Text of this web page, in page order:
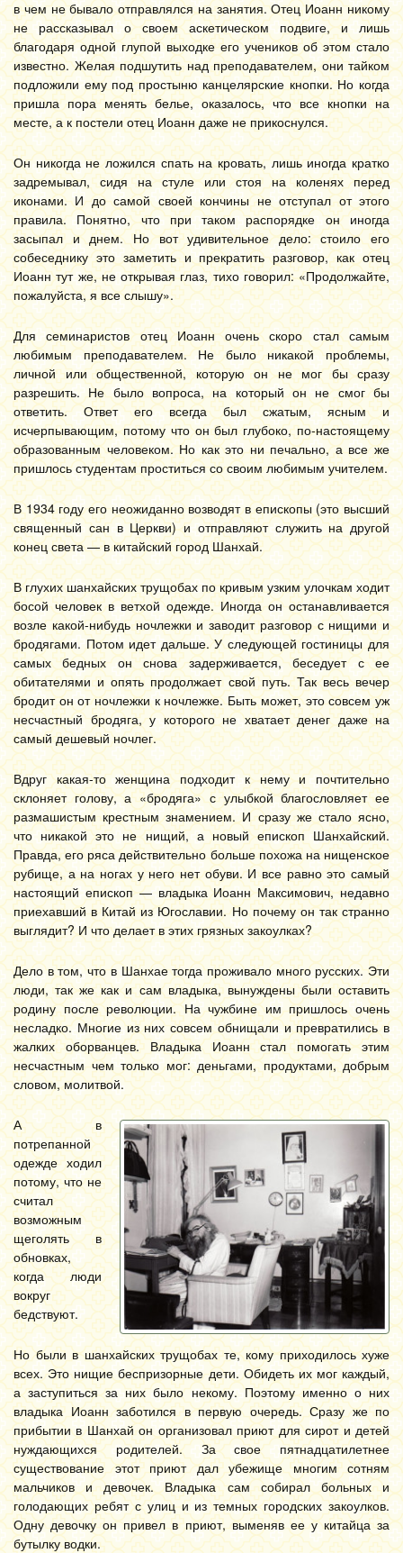
в чем не бывало отправлялся на занятия. Отец Иоанн никому
не рассказывал о своем аскетическом подвиге, и лишь
благодаря одной глупой выходке его учеников об этом стало
известно. Желая подшутить над преподавателем, они тайком
подложили ему под простыню канцелярские кнопки. Но когда
пришла пора менять белье, оказалось, что все кнопки на
месте, а к постели отец Иоанн даже не прикоснулся.
Он никогда не ложился спать на кровать, лишь иногда кратко
задремывал, сидя на стуле или стоя на коленях перед
иконами. И до самой своей кончины не отступал от этого
правила. Понятно, что при таком распорядке он иногда
засыпал и днем. Но вот удивительное дело: стоило его
собеседнику это заметить и прекратить разговор, как отец
Иоанн тут же, не открывая глаз, тихо говорил: «Продолжайте,
пожалуйста, я все слышу».
Для семинаристов отец Иоанн очень скоро стал самым
любимым преподавателем. Не было никакой проблемы,
личной или общественной, которую он не мог бы сразу
разрешить. Не было вопроса, на который он не смог бы
ответить. Ответ его всегда был сжатым, ясным и
исчерпывающим, потому что он был глубоко, по-настоящему
образованным человеком. Но как это ни печально, а все же
пришлось студентам проститься со своим любимым учителем.
В 1934 году его неожиданно возводят в епископы (это высший
священный сан в Церкви) и отправляют служить на другой
конец света — в китайский город Шанхай.
В глухих шанхайских трущобах по кривым узким улочкам ходит
босой человек в ветхой одежде. Иногда он останавливается
возле какой-нибудь ночлежки и заводит разговор с нищими и
бродягами. Потом идет дальше. У следующей гостиницы для
самых бедных он снова задерживается, беседует с ее
обитателями и опять продолжает свой путь. Так весь вечер
бродит он от ночлежки к ночлежке. Быть может, это совсем уж
несчастный бродяга, у которого не хватает денег даже на
самый дешевый ночлег.
Вдруг какая-то женщина подходит к нему и почтительно
склоняет голову, а «бродяга» с улыбкой благословляет ее
размашистым крестным знамением. И сразу же стало ясно,
что никакой это не нищий, а новый епископ Шанхайский.
Правда, его ряса действительно больше похожа на нищенское
рубище, а на ногах у него нет обуви. И все равно это самый
настоящий епископ — владыка Иоанн Максимович, недавно
приехавший в Китай из Югославии. Но почему он так странно
выглядит? И что делает в этих грязных закоулках?
Дело в том, что в Шанхае тогда проживало много русских. Эти
люди, так же как и сам владыка, вынуждены были оставить
родину после революции. На чужбине им пришлось очень
несладко. Многие из них совсем обнищали и превратились в
жалких оборванцев. Владыка Иоанн стал помогать этим
несчастным чем только мог: деньгами, продуктами, добрым
словом, молитвой.
А в
потрепанной
одежде ходил
потому, что не
считал
возможным
щеголять в
обновках,
когда люди
вокруг
бедствуют.
Но были в шанхайских трущобах те, кому приходилось хуже
всех. Это нищие беспризорные дети. Обидеть их мог каждый,
а заступиться за них было некому. Поэтому именно о них
владыка Иоанн заботился в первую очередь. Сразу же по
прибытии в Шанхай он организовал приют для сирот и детей
нуждающихся родителей. За свое пятнадцатилетнее
существование этот приют дал убежище многим сотням
мальчиков и девочек. Владыка сам собирал больных и
голодающих ребят с улиц и из темных городских закоулков.
Одну девочку он привел в приют, выменяв ее у китайца за
бутылку водки.